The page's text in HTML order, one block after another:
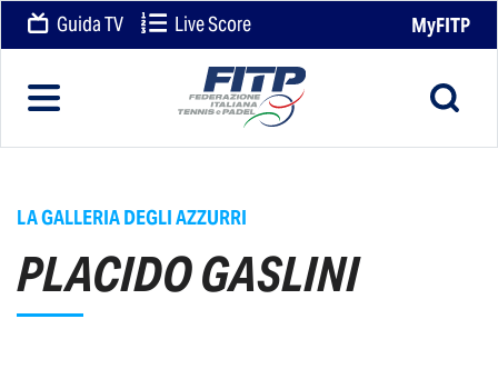
Guida TV Live Score MyFITP
LA GALLERIA DEGLI AZZURRI
PLACIDO GASLINI